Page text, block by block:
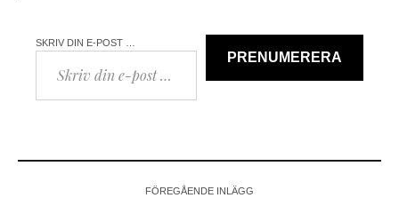
SKRIV DIN E-POST …
PRENUMERERA
FÖREGÅENDE INLÄGG